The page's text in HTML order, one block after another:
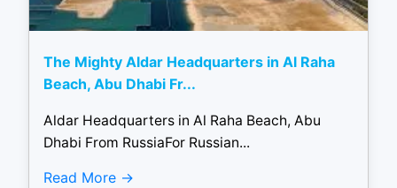
The Mighty Aldar Headquarters in Al Raha
Beach, Abu Dhabi Fr...
Aldar Headquarters in Al Raha Beach, Abu
Dhabi From RussiaFor Russian...
Read More